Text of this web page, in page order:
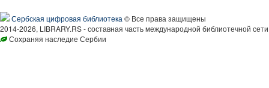
Сербская цифровая библиотека © Все права защищены
2014-2026, LIBRARY.RS - составная часть международной библиотечной
Сохраняя наследие Сербии